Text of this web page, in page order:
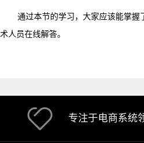
通过本节的学习，大家应该能掌握
术人员在线解答。
专注于电商系统